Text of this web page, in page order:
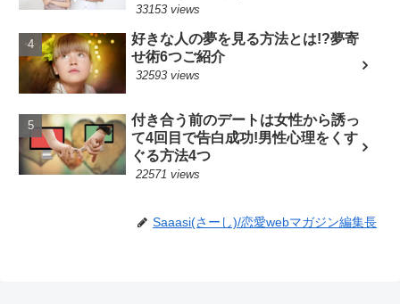
33153 views
好きな人の夢を見る方法とは!?夢寄
せ術6つご紹介
32593 views
付き合う前のデートは女性から誘っ
て4回目で告白成功!男性心理をくす
ぐる方法4つ
22571 views
Saaasi(さーし)/恋愛webマガジン編集長